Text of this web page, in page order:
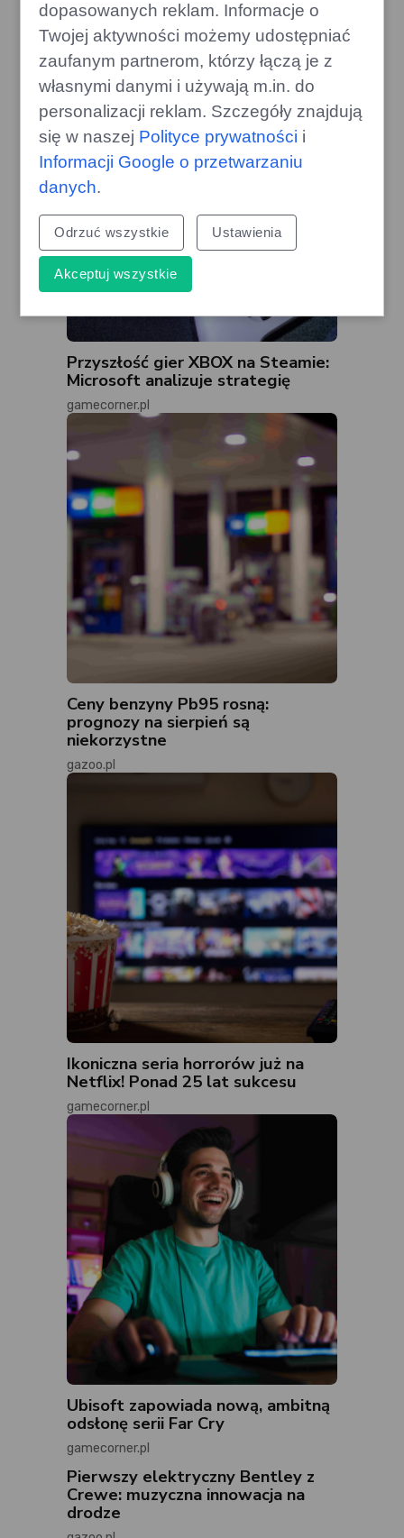
Jak pozbyć się kreta z ogrodu?
Skuteczna i szybka metoda!
edithome.pl
Przyszłość gier XBOX na Steamie:
Microsoft analizuje strategię
gamecorner.pl
Ceny benzyny Pb95 rosną:
prognozy na sierpień są
niekorzystne
gazoo.pl
Ikoniczna seria horrorów już na
Netflix! Ponad 25 lat sukcesu
gamecorner.pl
Ubisoft zapowiada nową, ambitną
odsłonę serii Far Cry
gamecorner.pl
Pierwszy elektryczny Bentley z
Crewe: muzyczna innowacja na
drodze
dopasowanych reklam. Informacje o
Twojej aktywności możemy udostępniać
zaufanym partnerom, którzy łączą je z
własnymi danymi i używają m.in. do
personalizacji reklam. Szczegóły znajdują
się w naszej Polityce prywatności i
Informacji Google o przetwarzaniu
danych.
Odrzuć wszystkie Ustawienia
Akceptuj wszystkie